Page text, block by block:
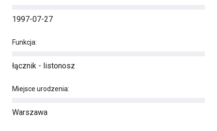
1997-07-27
Funkcja:
łącznik - listonosz
Miejsce urodzenia:
Warszawa